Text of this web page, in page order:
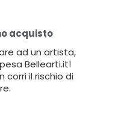
acquisto
ad un artista,
Bellearti.it!
corri il rischio di